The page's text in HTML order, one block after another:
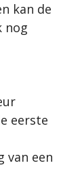
kan de
nog
eerste
van een